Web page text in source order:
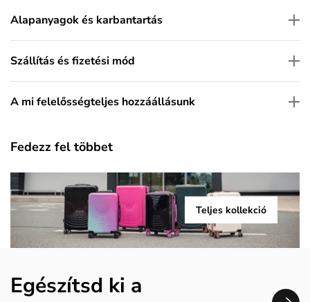
Alapanyagok és karbantartás
Szállítás és fizetési mód
A mi felelősségteljes hozzáállásunk
Fedezz fel többet
Teljes kollekció
Egészítsd ki a